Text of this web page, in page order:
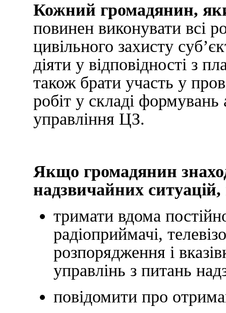
Кожний громадянин,
повинен виконувати всі
цивільного захисту
діяти у відповідності з
також брати участь у
робіт у складі формувань
управління ЦЗ.
Якщо громадянин
надзвичайних
тримати вдома
радіоприймачі,
розпорядження і
управлінь з питань
повідомити про